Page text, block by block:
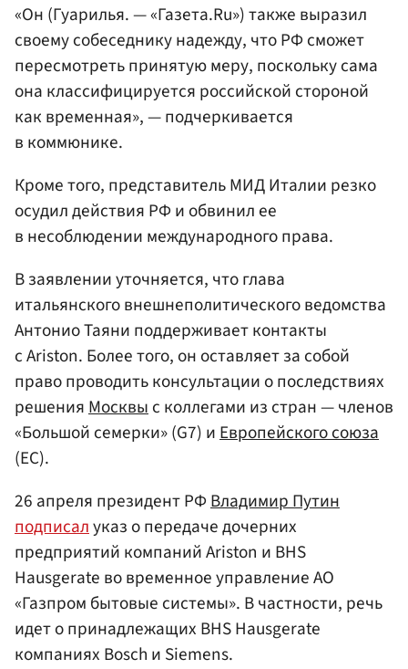
«Он (Гуарилья. — «Газета.Ru») также выразил
своему собеседнику надежду, что РФ сможет
пересмотреть принятую меру, поскольку сама
она классифицируется российской стороной
как временная», — подчеркивается
в коммюнике.
Кроме того, представитель МИД Италии резко
осудил действия РФ и обвинил ее
в несоблюдении международного права.
В заявлении уточняется, что глава
итальянского внешнеполитического ведомства
Антонио Таяни поддерживает контакты
с Ariston. Более того, он оставляет за собой
право проводить консультации о последствиях
решенияМосквыс коллегами из стран — членов
«Большой семерки» (G7) иЕвропейского союза
(ЕС).
26 апреля президент РФВладимир Путин
подписалуказ о передаче дочерних
предприятий компаний Ariston и BHS
Hausgerate во временное управление АО
«Газпром бытовые системы». В частности, речь
идет о принадлежащих BHS Hausgerate
компаниях Bosch и Siemens.